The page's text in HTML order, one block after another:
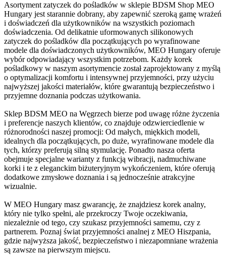
Asortyment zatyczek do pośladków w sklepie BDSM Shop MEO
Hungary jest starannie dobrany, aby zapewnić szeroką gamę wrażeń
i doświadczeń dla użytkowników na wszystkich poziomach
doświadczenia. Od delikatnie uformowanych silikonowych
zatyczek do pośladków dla początkujących po wyrafinowane
modele dla doświadczonych użytkowników, MEO Hungary oferuje
wybór odpowiadający wszystkim potrzebom. Każdy korek
pośladkowy w naszym asortymencie został zaprojektowany z myślą
o optymalizacji komfortu i intensywnej przyjemności, przy użyciu
najwyższej jakości materiałów, które gwarantują bezpieczeństwo i
przyjemne doznania podczas użytkowania.
Sklep BDSM MEO na Węgrzech bierze pod uwagę różne życzenia
i preferencje naszych klientów, co znajduje odzwierciedlenie w
różnorodności naszej promocji: Od małych, miękkich modeli,
idealnych dla początkujących, po duże, wyrafinowane modele dla
tych, którzy preferują silną stymulację. Ponadto nasza oferta
obejmuje specjalne warianty z funkcją wibracji, nadmuchiwane
korki i te z eleganckim biżuteryjnym wykończeniem, które oferują
dodatkowe zmysłowe doznania i są jednocześnie atrakcyjne
wizualnie.
W MEO Hungary masz gwarancję, że znajdziesz korek analny,
który nie tylko spełni, ale przekroczy Twoje oczekiwania,
niezależnie od tego, czy szukasz przyjemności samemu, czy z
partnerem. Poznaj świat przyjemności analnej z MEO Hiszpania,
gdzie najwyższa jakość, bezpieczeństwo i niezapomniane wrażenia
są zawsze na pierwszym miejscu.